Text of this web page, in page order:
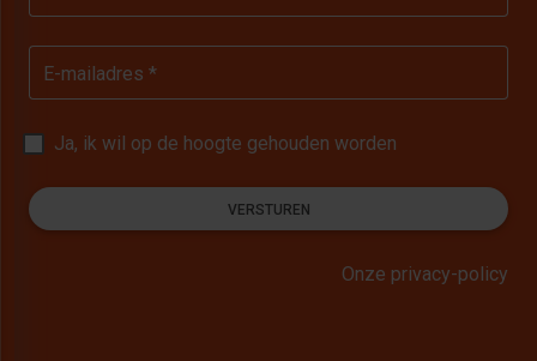
E-mailadres *
Ja, ik wil op de hoogte gehouden worden
VERSTUREN
Onze privacy-policy